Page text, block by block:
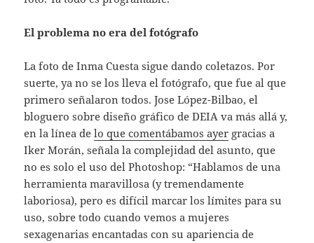
El problema no era del fotógrafo
La foto de Inma Cuesta sigue dando coletazos. Por
suerte, ya no se los lleva el fotógrafo, que fue al que
primero señalaron todos. Jose López-Bilbao, el
bloguero sobre diseño gráfico de DEIA va más allá y,
en la línea delo que comentábamos ayer gracias a
Iker Morán, señala la complejidad del asunto, que
no es solo el uso del Photoshop: “Hablamos de una
herramienta maravillosa (y tremendamente
laboriosa), pero es difícil marcar los límites para su
uso, sobre todo cuando vemos a mujeres
sexagenarias encantadas con su apariencia de